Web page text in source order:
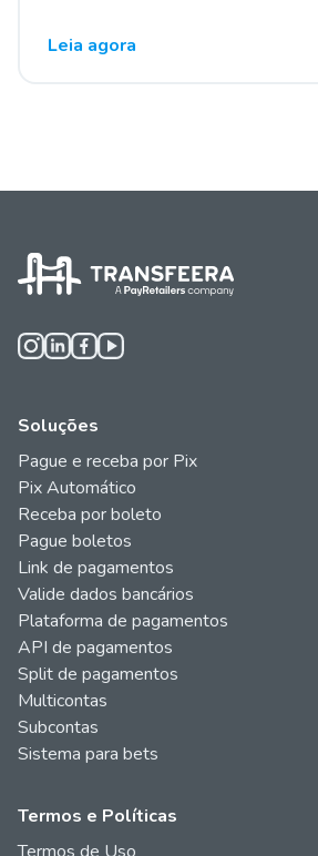
Leia agora
Soluções
Pague e receba por Pix
Pix Automático
Receba por boleto
Pague boletos
Link de pagamentos
Valide dados bancários
Plataforma de pagamentos
API de pagamentos
Split de pagamentos
Multicontas
Subcontas
Sistema para bets
Termos e Políticas